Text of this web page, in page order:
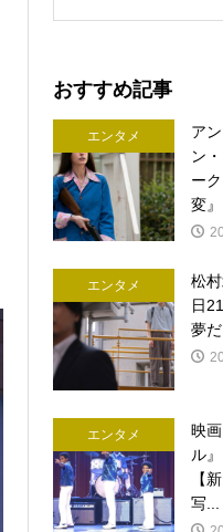
おすすめ記事
エンタメ
ア
ン
ー
変
エンタメ
松
日
夢
エンタメ
映
ル
【
写...